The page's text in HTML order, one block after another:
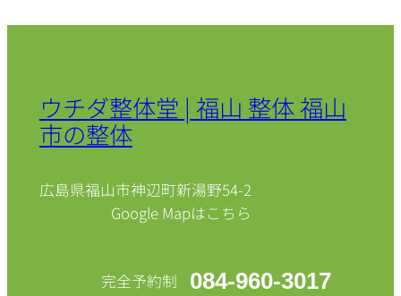
ウチダ整体堂 | 福山 整体 福山
市の整体
広島県福山市神辺町新湯野54-2
Google Mapはこちら
完全予約制 084-960-3017